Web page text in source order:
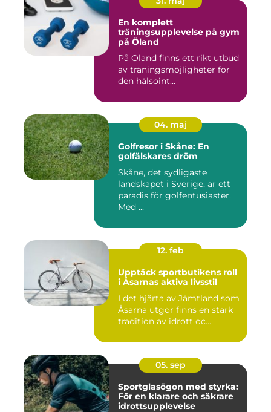
En komplett
träningsupplevelse på gym
på Öland
På Öland finns ett rikt utbud
av träningsmöjligheter för
den hälsoint...
04. maj
Golfresor i Skåne: En
golfälskares dröm
Skåne, det sydligaste
landskapet i Sverige, är ett
paradis för golfentusiaster.
Med ...
12. feb
Upptäck sportbutikens roll
i Åsarnas aktiva livsstil
I det hjärta av Jämtland som
Åsarna utgör finns en stark
tradition av idrott oc...
05. sep
Sportglasögon med styrka:
För en klarare och säkrare
idrottsupplevelse